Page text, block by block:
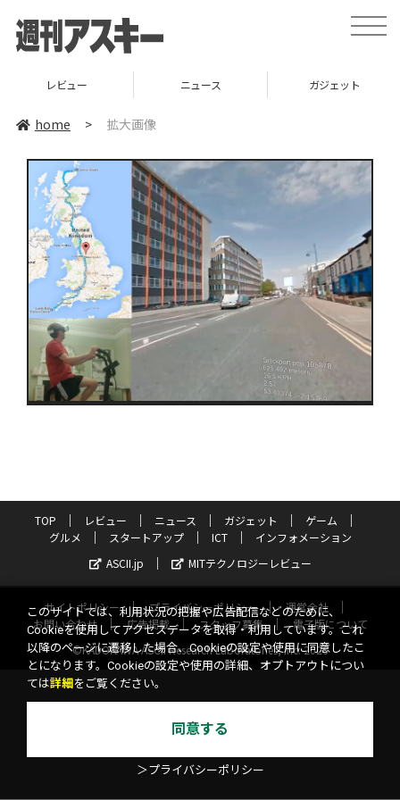
toggle
レビュー ニュース ガジェット
home > 拡大画像
TOP レビュー ニュース ガジェット
ゲーム
グルメ
スタートアップ ICT
インフォメーション
ASCII.jp
MITテクノロジーレビュー
サイトポリシー プライバシーポリシー
運営会社
お問い合わせ
広告掲載 スタッフ募集
電子版について
©KADOKAWA ASCII Research Laboratories, Inc. 2026
このサイトでは、利用状況の把握や広告配信などのために、
Cookieを使用してアクセスデータを取得・利用しています。これ
以降のページに遷移した場合、Cookieの設定や使用に同意したこ
とになります。Cookieの設定や使用の詳細、オプトアウトについ
ては詳細 をご覧ください。
同意する
＞プライバシーポリシー